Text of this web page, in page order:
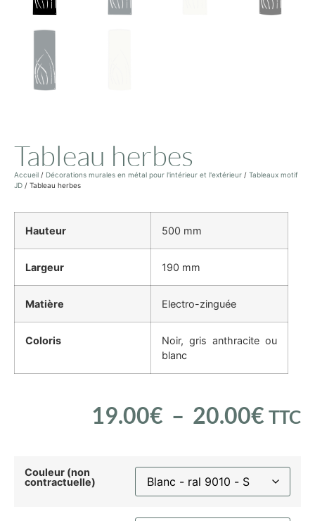
Tableau herbes
Accueil / Décorations murales en métal pour l'intérieur et l'extérieur / Tableaux motif
JD / Tableau herbes
Hauteur 500 mm
Largeur 190 mm
Matière Electro-zinguée
Coloris
Noir, gris anthracite ou
blanc
19.00€ – 20.00€ TTC
Couleur (non
contractuelle)